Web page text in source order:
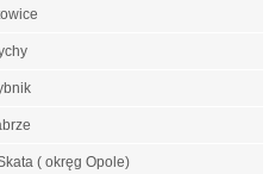
( okręg Opole)